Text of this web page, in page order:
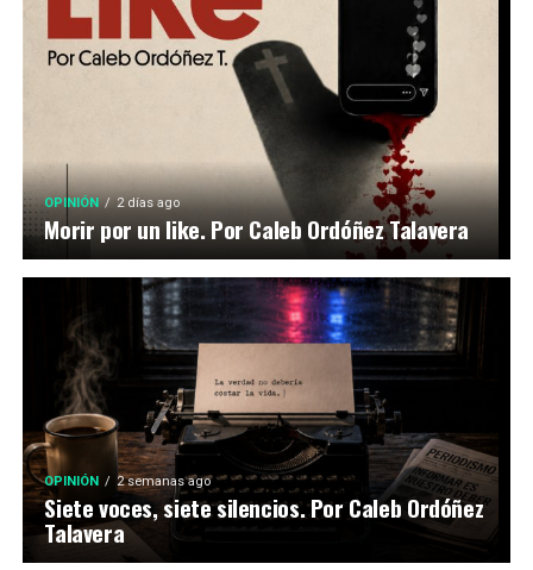
OPINIÓN 2 días ago
Morir por un like. Por Caleb Ordóñez Talavera
OPINIÓN 2 semanas ago
Siete voces, siete silencios. Por Caleb Ordóñez
Talavera